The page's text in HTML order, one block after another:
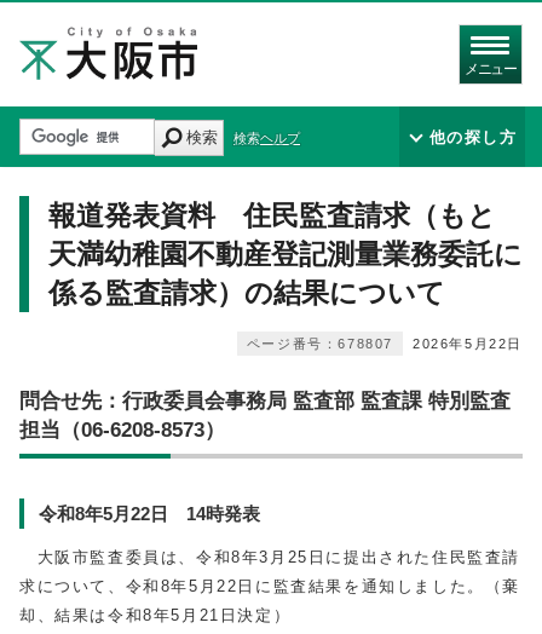
メニュー
検索 検索ヘルプ 他の探し方
報道発表資料 住民監査請求（もと
天満幼稚園不動産登記測量業務委託に
係る監査請求）の結果について
2026年5月22日
ページ番号：678807
問合せ先：行政委員会事務局 監査部 監査課 特別監査
担当（06-6208-8573）
令和8年5月22日 14時発表
大阪市監査委員は、令和8年3月25日に提出された住民監査請
求について、令和8年5月22日に監査結果を通知しました。（棄
却、結果は令和8年5月21日決定）